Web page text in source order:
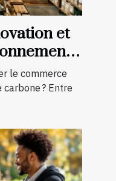
et
le commerce
? Entre